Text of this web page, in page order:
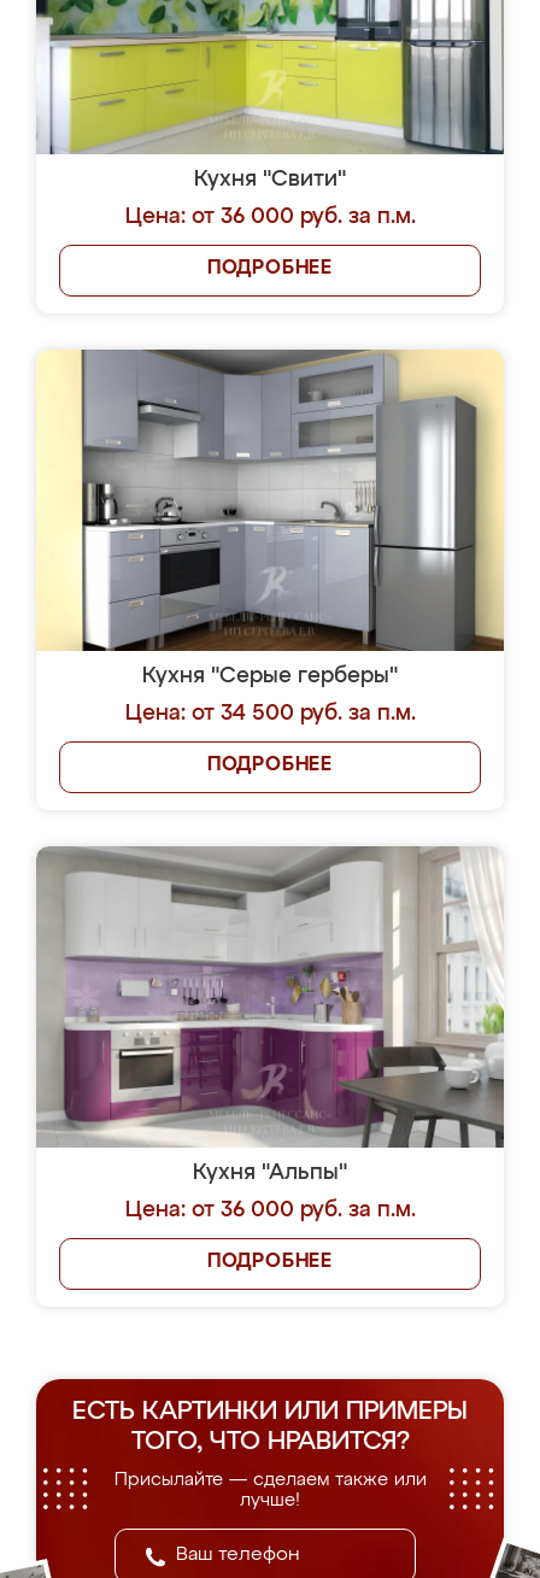
Кухня "Свити"
Цена: от 36 000 руб. за п.м.
ПОДРОБНЕЕ
Кухня "Серые герберы"
Цена: от 34 500 руб. за п.м.
ПОДРОБНЕЕ
Кухня "Альпы"
Цена: от 36 000 руб. за п.м.
ПОДРОБНЕЕ
ЕСТЬ КАРТИНКИ ИЛИ ПРИМЕРЫ
ТОГО, ЧТО НРАВИТСЯ?
Присылайте — сделаем также или
лучше!